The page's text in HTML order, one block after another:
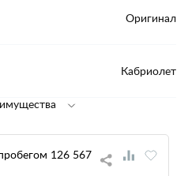
Оригинал
Кабриолет
126 567